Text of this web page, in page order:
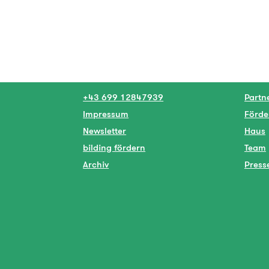
+43 699 12847939
Impressum
Newsletter
bilding fördern
Archiv
Haus
Team